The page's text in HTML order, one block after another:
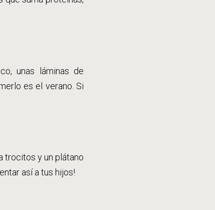
unas láminas de
es el verano. Si
trocitos y un plátano
así a tus hijos!